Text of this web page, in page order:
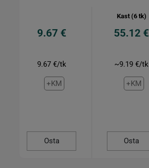
9.67 €
9.67 €/tk
+KM
Osta
Kast (6 tk)
55.12 €
~9.19 €/tk
+KM
Osta